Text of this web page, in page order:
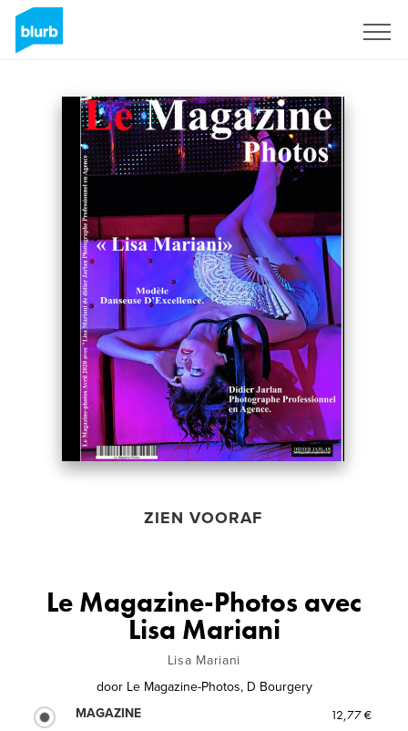
ZIEN VOORAF
Le Magazine-Photos avec
Lisa Mariani
Lisa Mariani
door Le Magazine-Photos, D Bourgery
MAGAZINE
12,77 €